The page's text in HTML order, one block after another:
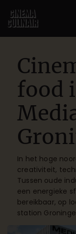
food
In het hoge
creativiteit,
Tussen oude
een energieke
bereikbaar, op
station